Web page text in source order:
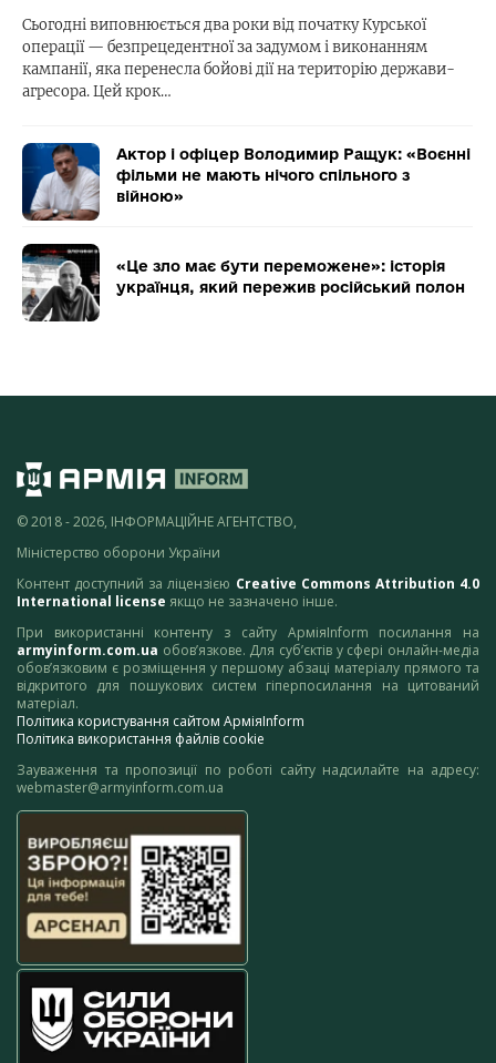
Сьогодні виповнюється два роки від початку Курської
операції — безпрецедентної за задумом і виконанням
кампанії, яка перенесла бойові дії на територію держави-
агресора. Цей крок…
Актор і офіцер Володимир Ращук: «Воєнні
фільми не мають нічого спільного з
війною»
«Це зло має бути переможене»: історія
українця, який пережив російський полон
© 2018 - 2026, ІНФОРМАЦІЙНЕ АГЕНТСТВО,
Міністерство оборони України
Контент доступний за ліцензією Creative Commons Attribution 4.0
International license якщо не зазначено інше.
При використанні контенту з сайту АрміяInform посилання на
armyinform.com.ua обов’язкове. Для суб’єктів у сфері онлайн-медіа
обов’язковим є розміщення у першому абзаці матеріалу прямого та
відкритого для пошукових систем гіперпосилання на цитований
матеріал.
Політика користування сайтом АрміяInform
Політика використання файлів cookie
Зауваження та пропозиції по роботі сайту надсилайте на адресу:
webmaster@armyinform.com.ua